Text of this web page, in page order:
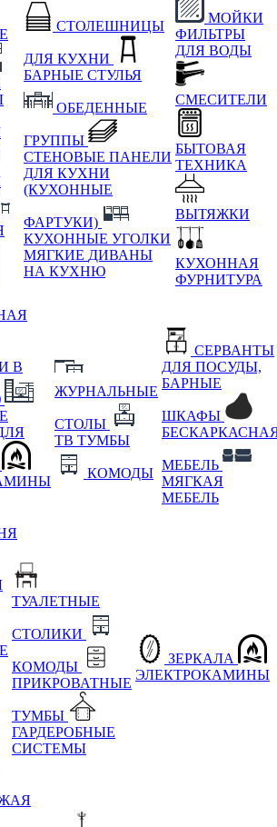
СТОЛЕШНИЦЫ
ДЛЯ КУХНИ
БАРНЫЕ СТУЛЬЯ
ОБЕДЕННЫЕ
ГРУППЫ
СТЕНОВЫЕ ПАНЕЛИ
ДЛЯ КУХНИ
(КУХОННЫЕ
ФАРТУКИ)
КУХОННЫЕ УГОЛКИ
МЯГКИЕ ДИВАНЫ
НА КУХНЮ
МОЙКИ
ФИЛЬТРЫ
ДЛЯ ВОДЫ
СМЕСИТЕЛИ
БЫТОВАЯ
ТЕХНИКА
ВЫТЯЖКИ
КУХОННАЯ
ФУРНИТУРА
В
ЖУРНАЛЬНЫЕ
СТОЛЫ
ТВ ТУМБЫ
КОМОДЫ
СЕРВАНТЫ
ДЛЯ ПОСУДЫ,
БАРНЫЕ
ШКАФЫ
МЕБЕЛЬ
МЯГКАЯ
МЕБЕЛЬ
ТУАЛЕТНЫЕ
СТОЛИКИ
КОМОДЫ
ПРИКРОВАТНЫЕ
ТУМБЫ
ГАРДЕРОБНЫЕ
СИСТЕМЫ
ЗЕРКАЛА
ЭЛЕКТРОКАМИНЫ